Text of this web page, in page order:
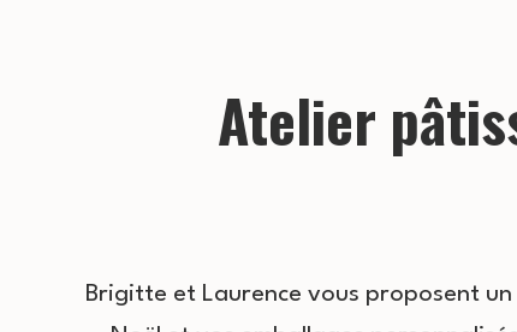
Atelier
Brigitte et Laurence vous proposent